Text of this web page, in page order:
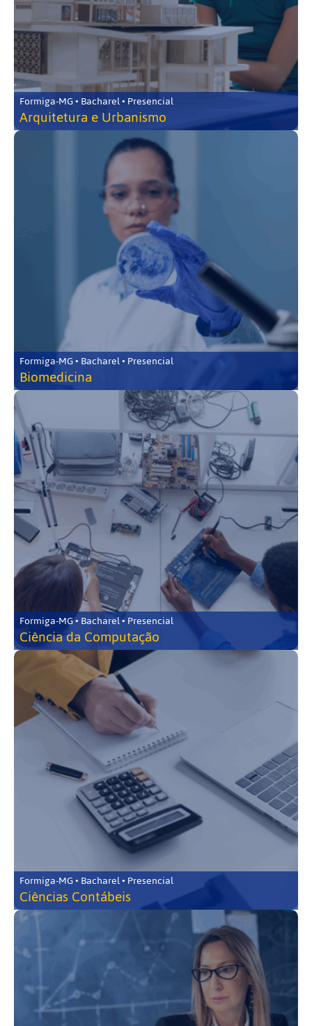
Formiga-MG • Bacharel • Presencial
Arquitetura e Urbanismo
Formiga-MG • Bacharel • Presencial
Biomedicina
Formiga-MG • Bacharel • Presencial
Ciência da Computação
Formiga-MG • Bacharel • Presencial
Ciências Contábeis